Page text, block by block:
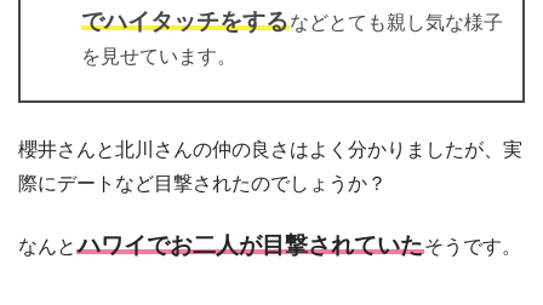
でハイタッチをするなどとても親し気な様子
を見せています。
櫻井さんと北川さんの仲の良さはよく分かりましたが、実
際にデートなど目撃されたのでしょうか？
なんと ハワイでお二人が目撃されていたそうです。